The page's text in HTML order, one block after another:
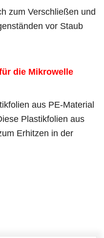
zum Verschließen und
vor Staub
die Mikrowelle
aus PE-Material
Plastikfolien aus
Erhitzen in der